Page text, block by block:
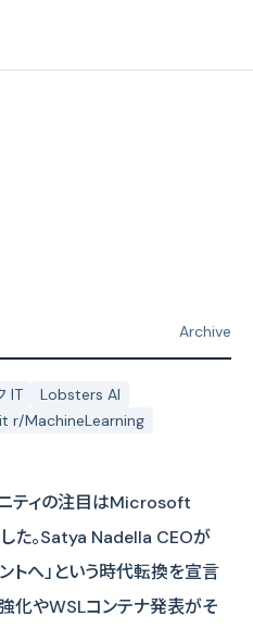
Archive
IT
Lobsters AI
r/MachineLearning
ティの注目はMicrosoft
た。Satya Nadella CEOが
トへ」という時代転換を宣言
化やWSLコンテナ発表がそ